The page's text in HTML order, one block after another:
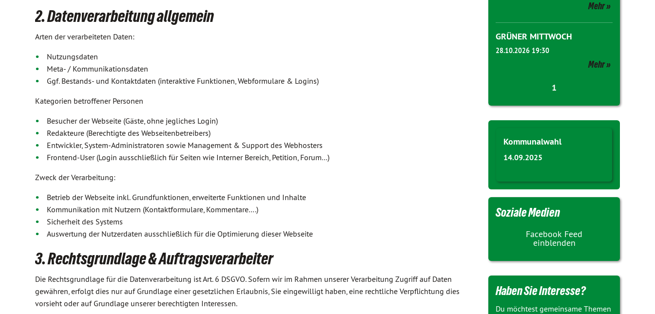
2. Datenverarbeitung allgemein
Arten der verarbeiteten Daten:
Nutzungsdaten
Meta- / Kommunikationsdaten
Ggf. Bestands- und Kontaktdaten (interaktive Funktionen, Webformulare & Logins)
Kategorien betroffener Personen
Besucher der Webseite (Gäste, ohne jegliches Login)
Redakteure (Berechtigte des Webseitenbetreibers)
Entwickler, System-Administratoren sowie Management & Support des Webhosters
Frontend-User (Login ausschließlich für Seiten wie Interner Bereich, Petition, Forum…)
Zweck der Verarbeitung:
Betrieb der Webseite inkl. Grundfunktionen, erweiterte Funktionen und Inhalte
Kommunikation mit Nutzern (Kontaktformulare, Kommentare….)
Sicherheit des Systems
Auswertung der Nutzerdaten ausschließlich für die Optimierung dieser Webseite
3. Rechtsgrundlage & Auftragsverarbeiter
Die Rechtsgrundlage für die Datenverarbeitung ist Art. 6 DSGVO. Sofern wir im Rahmen unserer Verarbeitung Zugriff auf Daten
gewähren, erfolgt dies nur auf Grundlage einer gesetzlichen Erlaubnis, Sie eingewilligt haben, eine rechtliche Verpflichtung dies
vorsieht oder auf Grundlage unserer berechtigten Interessen.
Mehr
GRÜNER MITTWOCH
28.10.2026 19:30
Mehr
1
Kommunalwahl
14.09.2025
Soziale Medien
Facebook Feed
einblenden
Haben Sie Interesse?
Du möchtest gemeinsame Themen